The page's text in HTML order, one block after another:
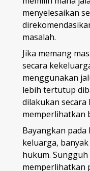
menyelesaikan
masalah.
Jika memang
secara
menggunakan
lebih tertutup
dilakukan
memperlihatkan
Bayangkan
keluarga,
hukum.
memperlihatkan